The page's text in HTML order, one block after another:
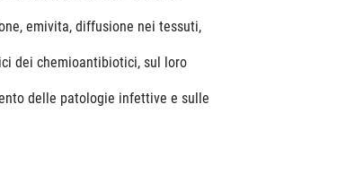
emivita, diffusione nei tessuti,
dei chemioantibiotici, sul loro
delle patologie infettive e sulle